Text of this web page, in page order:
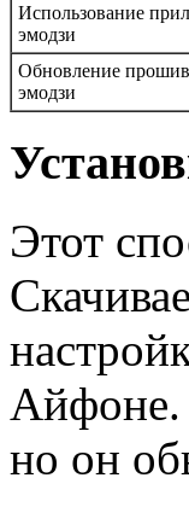
Использование
эмодзи
Обновление
эмодзи
Этот
Айфоне.
но он